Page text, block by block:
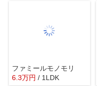
ファミールモノモリ
6.3万円 / 1LDK